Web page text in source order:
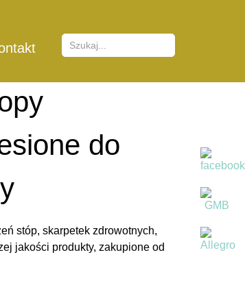
stóp, skarpetek zdrowotnych,
jakości produkty, zakupione od